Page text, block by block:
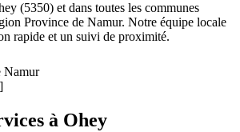
(5350) et dans toutes les communes
Province de Namur. Notre équipe locale
rapide et un suivi de proximité.
Namur
]
à Ohey